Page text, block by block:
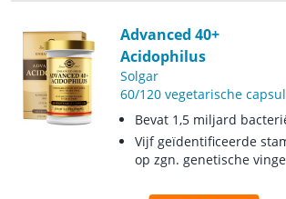
Advanced 40+
Acidophilus
Solgar
60/120 vegetarische
Bevat 1,5 miljard
Vijf geïdentificeerde
op zgn. genetische